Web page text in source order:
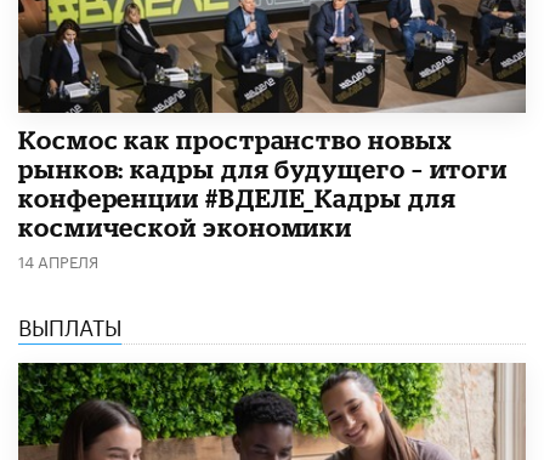
Космос как пространство новых
рынков: кадры для будущего – итоги
конференции #ВДЕЛЕ_Кадры для
космической экономики
14 АПРЕЛЯ
ВЫПЛАТЫ